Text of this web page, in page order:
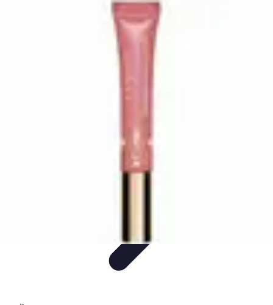
Routine de soinProduits de Beauté